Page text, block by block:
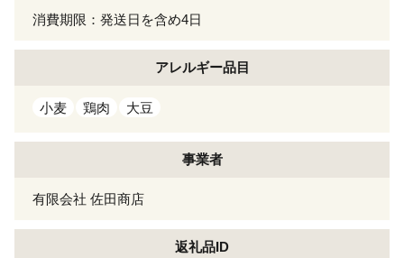
消費期限：発送日を含め4日
アレルギー品目
小麦 鶏肉 大豆
事業者
有限会社 佐田商店
返礼品ID